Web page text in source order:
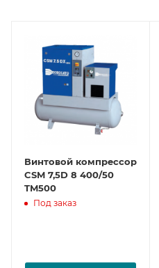
Винтовой компрессор
CSM 7,5D 8 400/50
TM500
Под заказ